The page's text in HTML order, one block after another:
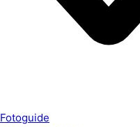
Fotoguide